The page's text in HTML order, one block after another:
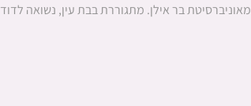
מאוניברסיטת בר אילן. מתגוררת בבת עין, נשואה